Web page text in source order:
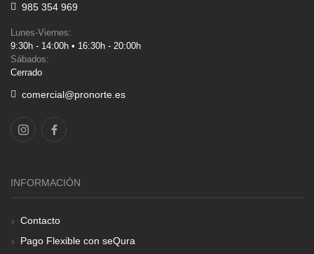
985 354 969
Lunes-Viernes:
9:30h - 14:00h • 16:30h - 20:00h
Sábados:
Cerrado
comercial@pronorte.es
INFORMACIÓN
Contacto
Pago Flexible con seQura